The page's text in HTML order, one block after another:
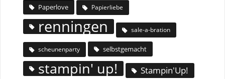
Paperlove Papierliebe
renningen sale-a-bration
scheunenparty selbstgemacht
stampin' up! Stampin'Up!